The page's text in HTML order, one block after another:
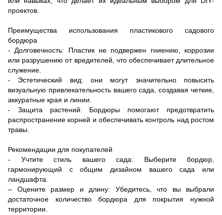
проектов.
Преимущества использования пластикового садового
бордюра
- Долговечность: Пластик не подвержен гниению, коррозии
или разрушению от вредителей, что обеспечивает длительное
служение.
- Эстетический вид: они могут значительно повысить
визуальную привлекательность вашего сада, создавая четкие,
аккуратные края и линии.
- Защита растений: Бордюры помогают предотвратить
распространение корней и обеспечивать контроль над ростом
травы.
Рекомендации для покупателей
- Учтите стиль вашего сада: Выберите бордюр,
гармонирующий с общим дизайном вашего сада или
ландшафта.
– Оцените размер и длину: Убедитесь, что вы выбрали
достаточное количество бордюра для покрытия нужной
территории.